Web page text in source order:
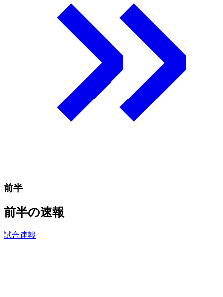
前半
前半の速報
試合速報